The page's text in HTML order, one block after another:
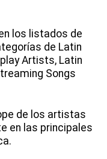
los listados de
de Latin
Artists, Latin
Songs
de los artistas
en las principales